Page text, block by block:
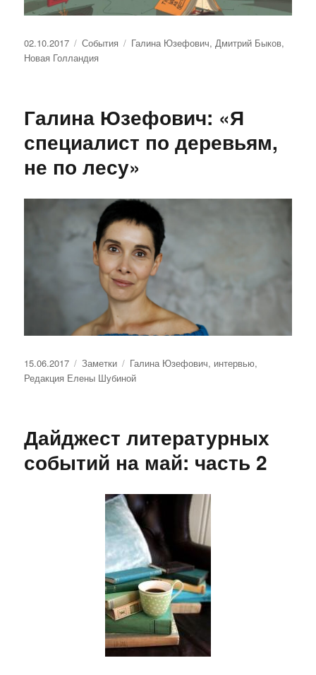
Опубликовано
02.10.2017 Рубрики
События Метки
Галина Юзефович, Дмитрий Быков,
Новая Голландия
Галина Юзефович: «Я
специалист по деревьям,
не по лесу»
Опубликовано
15.06.2017 Рубрики
Заметки Метки
Галина Юзефович, интервью,
Редакция Елены Шубиной
Дайджест литературных
событий на май: часть 2